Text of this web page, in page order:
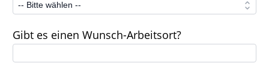
Gibt es einen Wunsch-Arbeitsort?